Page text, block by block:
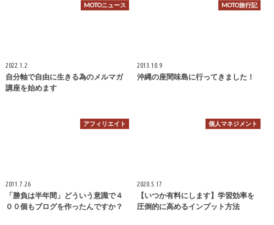
MOTOニュース
2022.1.2
自分軸で自由に生きる為のメルマガ
講座を始めます
MOTO旅行記
2013.10.9
沖縄の座間味島に行ってきました！
アフィリエイト
2011.7.26
「勝負は半年間」どういう意識で４
００個もブログを作ったんですか？
個人マネジメント
2020.5.17
【いつか有料にします】学習効率を
圧倒的に高めるインプット方法